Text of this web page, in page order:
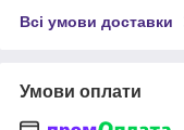
Всі умови доставки
Умови оплати